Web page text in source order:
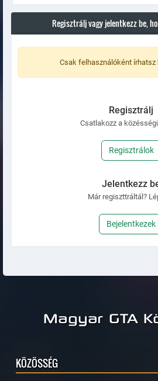
Regisztrálj vagy jelentkezz be,
Csak felhasználóként írhatsz
Regisztrálj
Csatlakozz a
Regisztrálok
Jelentkezz
Már regiszttráltál?
Bejelentkezek
Magyar GTA
KÖZÖSSÉG